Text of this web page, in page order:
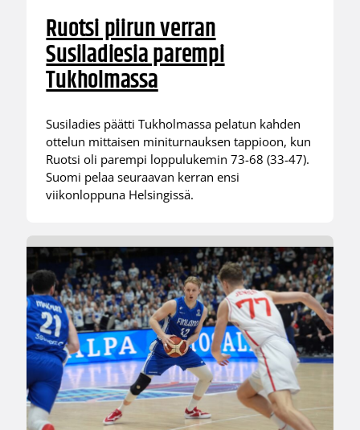
Ruotsi piirun verran
Susiladiesia parempi
Tukholmassa
Susiladies päätti Tukholmassa pelatun kahden
ottelun mittaisen miniturnauksen tappioon, kun
Ruotsi oli parempi loppulukemin 73-68 (33-47).
Suomi pelaa seuraavan kerran ensi
viikonloppuna Helsingissä.